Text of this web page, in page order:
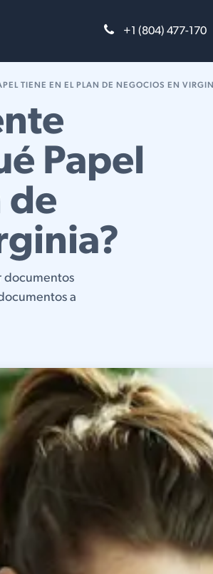
+1 (804) 477-170
TIENE EN EL PLAN DE NEGOCIOS EN VIRGINIA?
Papel
de
documentos
a